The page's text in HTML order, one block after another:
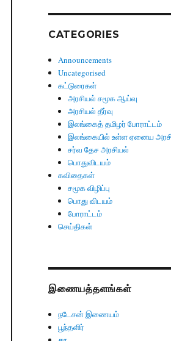
CATEGORIES
Announcements
Uncategorised
கட்டுரைகள்
அரசியல் சமூக ஆய்வு
அரசியல் தீர்வு
இலங்கைத் தமிழர் போராட்டம்
இலங்கையில் உள்ள ஏனைய
சர்வ தேச அரசியல்
பொதுவிடயம்
கவிதைகள்
சமூக விழிப்பு
பொது விடயம்
போராட்டம்
செய்திகள்
இணையத்தளங்கள்
நடேசன் இணையம்
பூந்தளிர்